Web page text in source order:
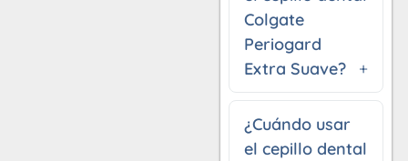
Colgate
Periogard
Extra Suave?
¿Cuándo usar
el cepillo dental